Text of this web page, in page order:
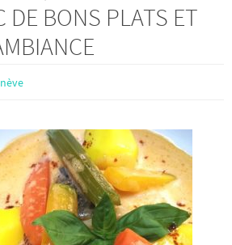
DE BONS PLATS ET